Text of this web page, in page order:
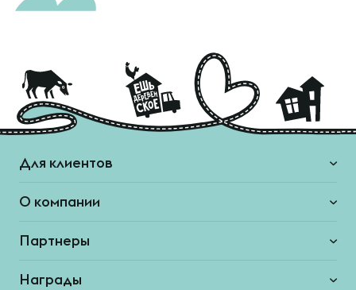
Для клиентов
О компании
Партнеры
Награды